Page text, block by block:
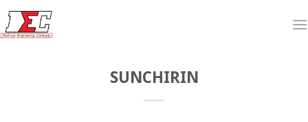
ข้าม
ไป
ยัง
SUNCHIRIN